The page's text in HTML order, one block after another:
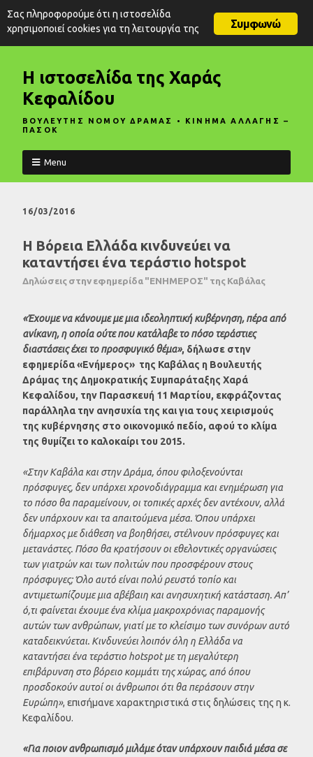
Η ιστοσελίδα της Χαράς
Κεφαλίδου
ΒΟΥΛΕΥΤΗΣ ΝΟΜΟΥ ΔΡΑΜΑΣ • ΚΙΝΗΜΑ ΑΛΛΑΓΗΣ –
ΠΑΣΟΚ
Menu
16/03/2016
Η Βόρεια Ελλάδα κινδυνεύει να
καταντήσει ένα τεράστιο hotspot
Δηλώσεις στην εφημερίδα "ΕΝΗΜΕΡΟΣ" της Καβάλας
«Έχουμε να κάνουμε με μια ιδεοληπτική κυβέρνηση, πέρα από
ανίκανη, η οποία ούτε που κατάλαβε το πόσο τεράστιες
διαστάσεις έχει το προσφυγικό θέμα», δήλωσε στην
εφημερίδα «Ενήμερος» της Καβάλας η Βουλευτής
Δράμας της Δημοκρατικής Συμπαράταξης Χαρά
Κεφαλίδου, την Παρασκευή 11 Μαρτίου, εκφράζοντας
παράλληλα την ανησυχία της και για τους χειρισμούς
της κυβέρνησης στο οικονομικό πεδίο, αφού το κλίμα
της θυμίζει το καλοκαίρι του 2015.
«Στην Καβάλα και στην Δράμα, όπου φιλοξενούνται
πρόσφυγες, δεν υπάρχει χρονοδιάγραμμα και ενημέρωση για
το πόσο θα παραμείνουν, οι τοπικές αρχές δεν αντέχουν, αλλά
δεν υπάρχουν και τα απαιτούμενα μέσα. Όπου υπάρχει
δήμαρχος με διάθεση να βοηθήσει, στέλνουν πρόσφυγες και
μετανάστες. Πόσο θα κρατήσουν οι εθελοντικές οργανώσεις
των γιατρών και των πολιτών που προσφέρουν στους
πρόσφυγες; Όλο αυτό είναι πολύ ρευστό τοπίο και
αντιμετωπίζουμε μια αβέβαιη και ανησυχητική κατάσταση. Απ’
ό,τι φαίνεται έχουμε ένα κλίμα μακροχρόνιας παραμονής
αυτών των ανθρώπων, γιατί με το κλείσιμο των συνόρων αυτό
καταδεικνύεται. Κινδυνεύει λοιπόν όλη η Ελλάδα να
καταντήσει ένα τεράστιο hotspot με τη μεγαλύτερη
επιβάρυνση στο βόρειο κομμάτι της χώρας, από όπου
προσδοκούν αυτοί οι άνθρωποι ότι θα περάσουν στην
Ευρώπη», επισήμανε χαρακτηριστικά στις δηλώσεις της η κ.
Κεφαλίδου.
«Για ποιον ανθρωπισμό μιλάμε όταν υπάρχουν παιδιά μέσα σε
Συμφωνώ
Σας πληροφορούμε ότι η ιστοσελίδα
χρησιμοποιεί cookies για τη λειτουργία της